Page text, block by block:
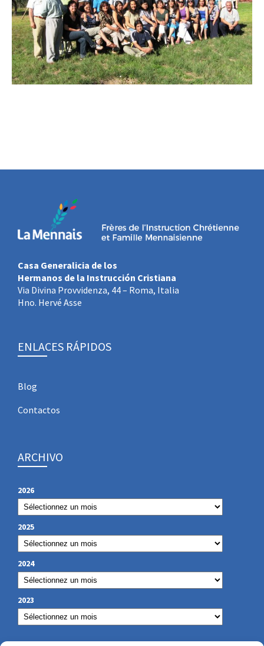
Casa Generalicia de los
Hermanos de la Instrucción Cristiana
Via Divina Provvidenza, 44 – Roma, Italia
Hno. Hervé Asse
ENLACES RÁPIDOS
Blog
Contactos
ARCHIVO
2026
2025
2024
2023